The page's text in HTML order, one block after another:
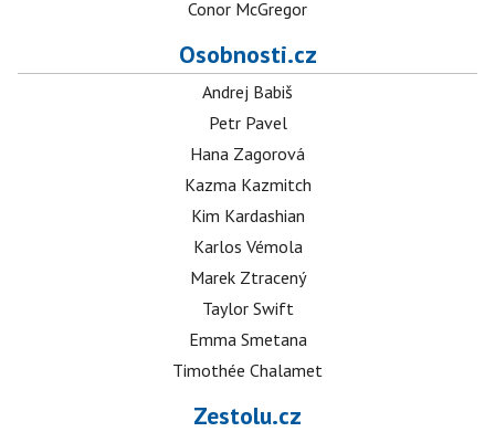
Conor McGregor
Osobnosti.cz
Andrej Babiš
Petr Pavel
Hana Zagorová
Kazma Kazmitch
Kim Kardashian
Karlos Vémola
Marek Ztracený
Taylor Swift
Emma Smetana
Timothée Chalamet
Zestolu.cz